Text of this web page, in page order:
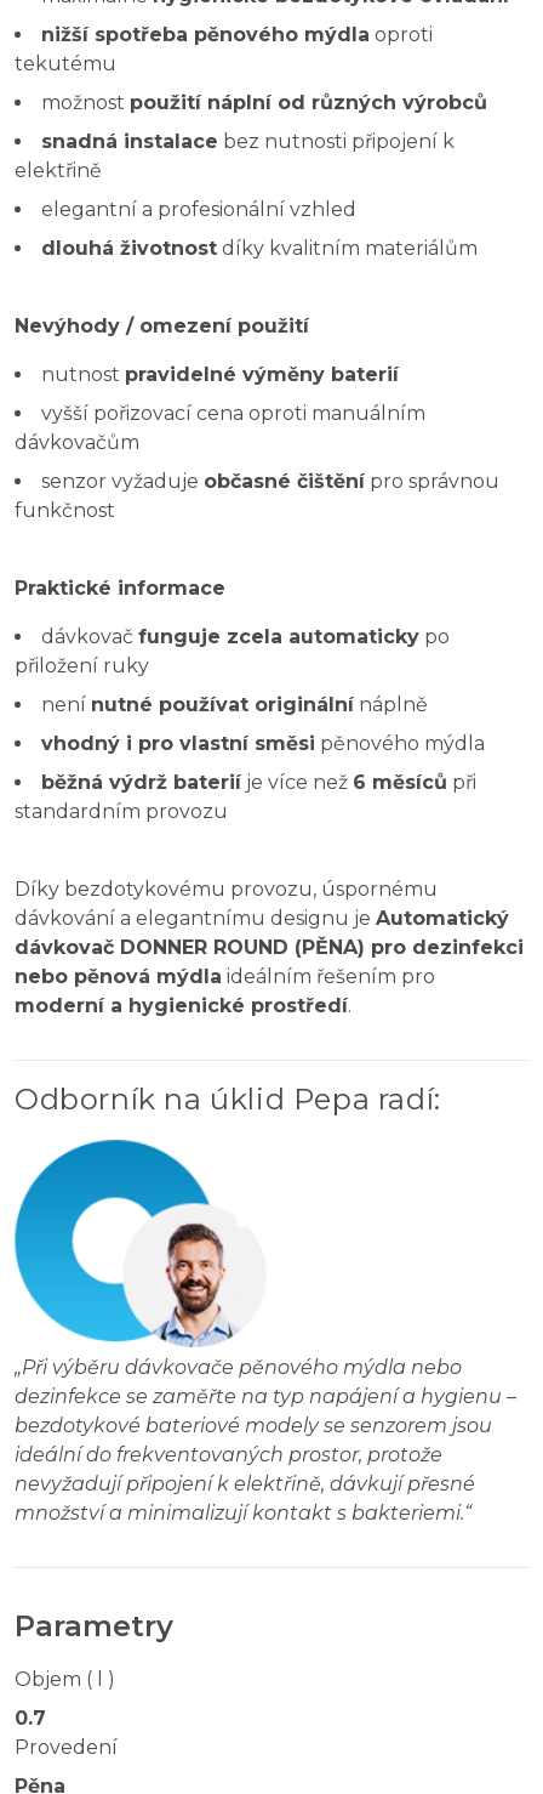
nižší spotřeba pěnového mýdla oproti
tekutému
možnost použití náplní od různých výrobců
snadná instalace bez nutnosti připojení k
elektřině
elegantní a profesionální vzhled
dlouhá životnost díky kvalitním materiálům
Nevýhody / omezení použití
nutnost pravidelné výměny baterií
vyšší pořizovací cena oproti manuálním
dávkovačům
senzor vyžaduje občasné čištěnípro správnou
funkčnost
Praktické informace
dávkovač funguje zcela automaticky po
přiložení ruky
není nutné používat originálnínáplně
vhodný i pro vlastní směsi pěnového mýdla
běžná výdrž bateriíje více než 6 měsíců při
standardním provozu
Díky bezdotykovému provozu, úspornému
dávkování a elegantnímu designu je Automatický
dávkovač DONNER ROUND (PĚNA) pro dezinfekci
nebo pěnová mýdla ideálním řešením pro
moderní a hygienické prostředí.
Odborník na úklid Pepa radí:
„Při výběru dávkovače pěnového mýdla nebo
dezinfekce se zaměřte na typ napájení a hygienu –
bezdotykové bateriové modely se senzorem jsou
ideální do frekventovaných prostor, protože
nevyžadují připojení k elektřině, dávkují přesné
množství a minimalizují kontakt s bakteriemi.“
Parametry
Objem ( l )
0.7
Provedení
Pěna